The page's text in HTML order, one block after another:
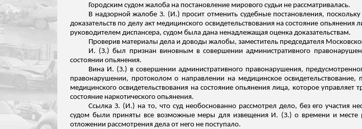
Городским судом жалоба на постановление мирового судьи не рассматривалась.
В надзорной жалобе З. (И.) просит отменить судебные постановления,
доказательств по делу акт медицинского освидетельствования на состояние
руководителем диспансера, судом была дана ненадлежащая оценка доказательствам.
Проверив материалы дела и доводы жалобы, заместитель председателя
И. (З.) был признан виновным в совершении административного
состоянии опьянения.
Вина И. (З.) в совершении административного правонарушения,
правонарушении, протоколом о направлении на медицинское
медицинского освидетельствования на состояние опьянения лица, которое
состояние наркотического опьянения.
Ссылка З. (И.) на то, что суд необоснованно рассмотрел дело, без его участия
судом были приняты все возможные меры для извещения И. (З.) о времени и месте
отложении рассмотрения дела от него не поступало.